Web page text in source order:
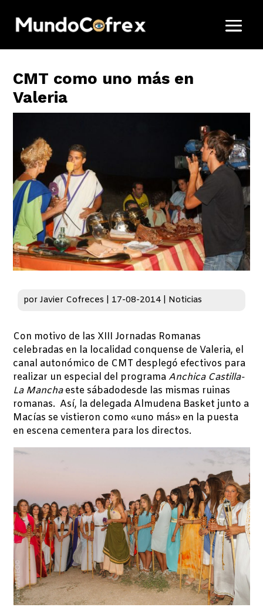
CMT como uno más en
Valeria
porJavier Cofreces 17-08-2014 Noticias
Con motivo de las XIII Jornadas Romanas
celebradas en la localidad conquense de Valeria, el
canal autonómico de CMT desplegó efectivos para
realizar un especial del programa Anchica Castilla-
La Manchaeste sábadodesde las mismas ruinas
romanas. Así, la delegada Almudena Basket junto a
Macías se vistieron como «uno más» en la puesta
en escena cementera para los directos.